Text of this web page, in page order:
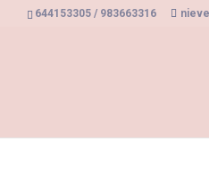
644153305 / 983663316